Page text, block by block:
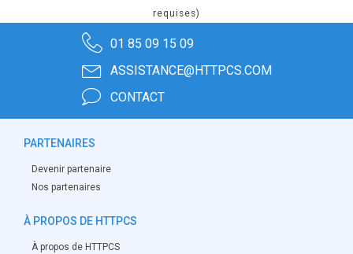
requises)
01 85 09 15 09
ASSISTANCE@HTTPCS.COM
CONTACT
PARTENAIRES
Devenir partenaire
Nos partenaires
À PROPOS DE HTTPCS
À propos de HTTPCS